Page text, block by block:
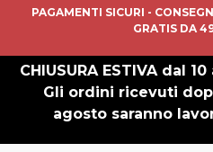
PAGAMENTI SICURI -
GRATIS DA
CHIUSURA ESTIVA dal
Gli ordini ricevuti
agosto saranno